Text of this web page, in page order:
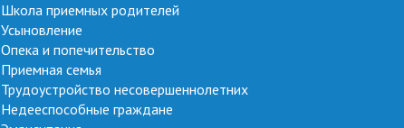
Школа приемных родителей
Усыновление
Опека и попечительство
Приемная семья
Трудоустройство несовершеннолетних
Недееспособные граждане